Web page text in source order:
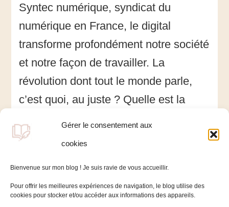
Gérer le consentement aux
cookies
Bienvenue sur mon blog ! Je suis ravie de vous accueillir.
Pour offrir les meilleures expériences de navigation, le blog utilise des
cookies pour stocker et/ou accéder aux informations des appareils.
Syntec numérique, syndicat du
numérique en France, le digital
transforme profondément notre société
et notre façon de travailler. La
révolution dont tout le monde parle,
c’est quoi, au juste ? Quelle est la
qu’en est-il du statut de salarié, cher à